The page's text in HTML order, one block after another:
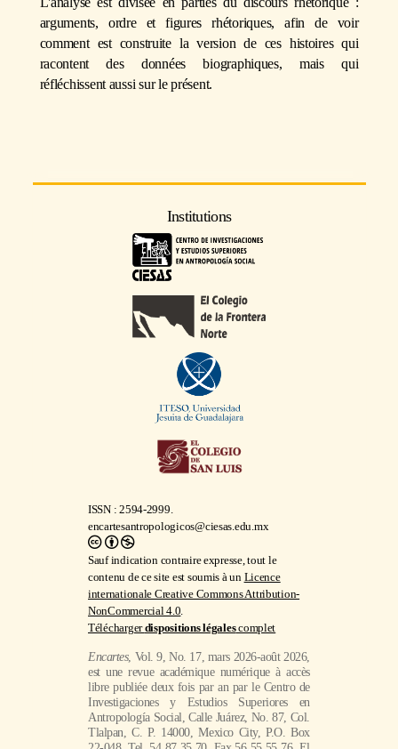
arguments, ordre et figures rhétoriques, afin de voir
comment est construite la version de ces histoires qui
racontent des données biographiques, mais qui
réfléchissent aussi sur le présent.
Institutions
ISSN : 2594-2999.
encartesantropologicos@ciesas.edu.mx
Sauf indication contraire expresse, tout le
contenu de ce site est soumis à un Licence
internationale Creative Commons Attribution-
NonCommercial 4.0.
Téléchargerdispositions légalescomplet
Encartes, Vol. 9, No. 17, mars 2026-août 2026,
est une revue académique numérique à accès
libre publiée deux fois par an par le Centro de
Investigaciones y Estudios Superiores en
Antropología Social, Calle Juárez, No. 87, Col.
Tlalpan, C. P. 14000, Mexico City, P.O. Box